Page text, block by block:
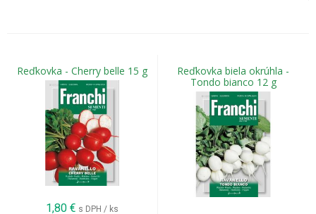
Reďkovka - Cherry belle 15 g
1,80 € s DPH / ks
Reďkovka biela okrúhla -
Tondo bianco 12 g